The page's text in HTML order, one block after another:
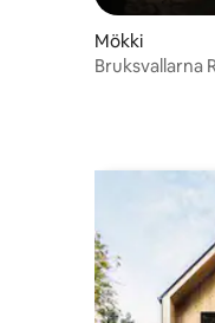
Mökki
Bruksvallarna